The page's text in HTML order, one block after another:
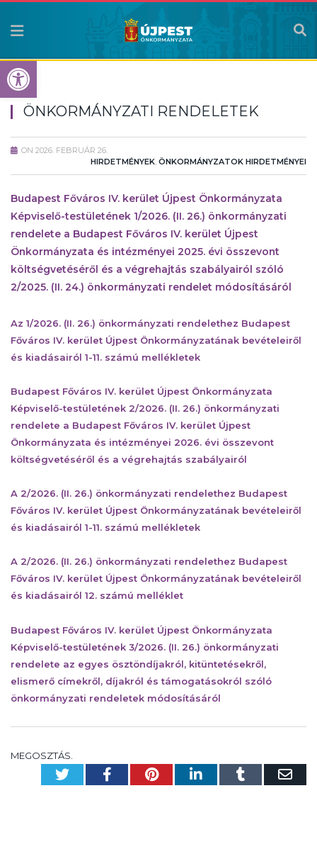
Eszköztár megnyitása
ÖNKORMÁNYZATI RENDELETEK
ON 2026. FEBRUÁR 26.
HIRDETMÉNYEK, ÖNKORMÁNYZATOK HIRDETMÉNYEI
Budapest Főváros IV. kerület Újpest Önkormányzata
Képviselő-testületének 1/2026. (II. 26.) önkormányzati
rendelete a Budapest Főváros IV. kerület Újpest
Önkormányzata és intézményei 2025. évi összevont
költségvetéséről és a végrehajtás szabályairól szóló
2/2025. (II. 24.) önkormányzati rendelet módosításáról
Az 1/2026. (II. 26.) önkormányzati rendelethez Budapest
Főváros IV. kerület Újpest Önkormányzatának bevételeiről
és kiadásairól 1-11. számú mellékletek
Budapest Főváros IV. kerület Újpest Önkormányzata
Képviselő-testületének 2/2026. (II. 26.) önkormányzati
rendelete a Budapest Főváros IV. kerület Újpest
Önkormányzata és intézményei 2026. évi összevont
költségvetéséről és a végrehajtás szabályairól
A 2/2026. (II. 26.) önkormányzati rendelethez Budapest
Főváros IV. kerület Újpest Önkormányzatának bevételeiről
és kiadásairól 1-11. számú mellékletek
A 2/2026. (II. 26.) önkormányzati rendelethez Budapest
Főváros IV. kerület Újpest Önkormányzatának bevételeiről
és kiadásairól 12. számú melléklet
Budapest Főváros IV. kerület Újpest Önkormányzata
Képviselő-testületének 3/2026. (II. 26.) önkormányzati
rendelete az egyes ösztöndíjakról, kitüntetésekről,
elismerő címekről, díjakról és támogatásokról szóló
önkormányzati rendeletek módosításáról
MEGOSZTÁS.
TwitterFacebookPinterest
LinkedIn
Tumblr